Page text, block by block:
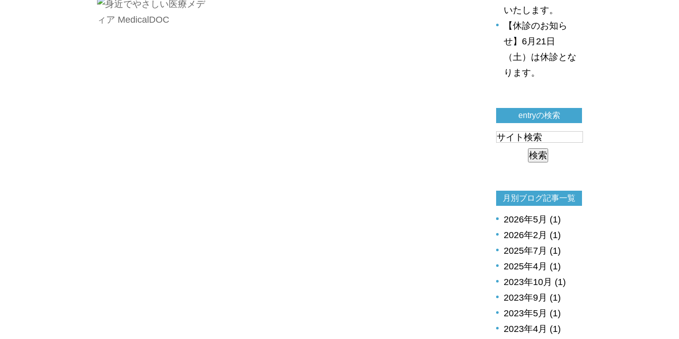
いたします。
【休診のお知ら
せ】6月21日
（土）は休診とな
ります。
entryの検索
月別ブログ記事一覧
2026年5月 (1)
2026年2月 (1)
2025年7月 (1)
2025年4月 (1)
2023年10月 (1)
2023年9月 (1)
2023年5月 (1)
2023年4月 (1)